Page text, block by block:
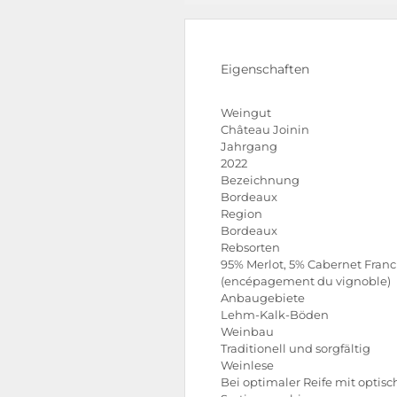
Eigenschaften
Weingut
Château Joinin
Jahrgang
2022
Bezeichnung
Bordeaux
Region
Bordeaux
Rebsorten
95% Merlot, 5% Cabernet Franc
(encépagement du vignoble)
Anbaugebiete
Lehm-Kalk-Böden
Weinbau
Traditionell und sorgfältig
Weinlese
Bei optimaler Reife mit